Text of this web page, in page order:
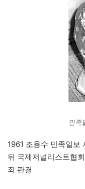
민족
1961 조용수 민족일보
뒤 국제저널리스트협
죄 판결